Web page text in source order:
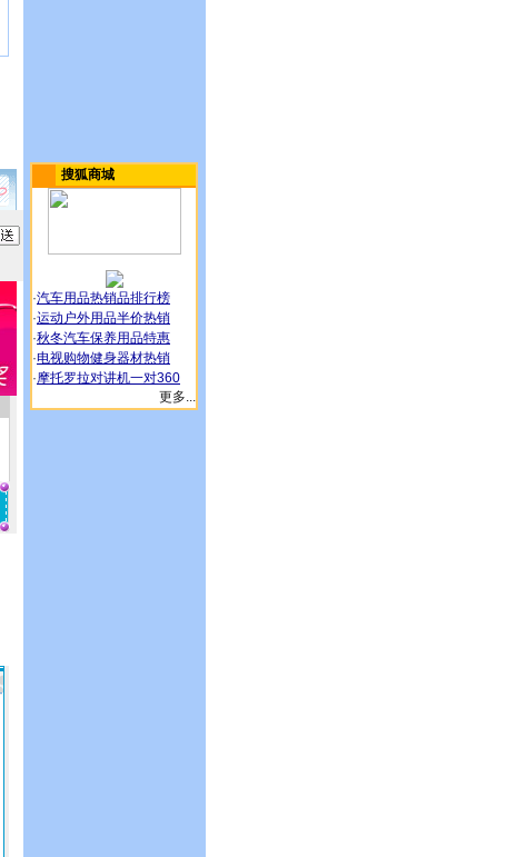
搜狐商城
·汽车用品热销品排行榜
·运动户外用品半价热销
·秋冬汽车保养用品特惠
·电视购物健身器材热销
·摩托罗拉对讲机一对360
更多...